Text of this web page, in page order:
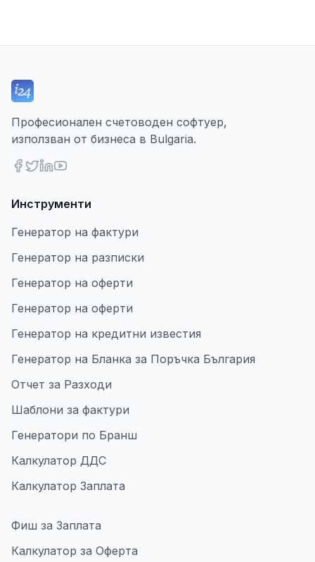
Професионален счетоводен софтуер,
използван от бизнеса в Bulgaria.
Инструменти
Генератор на фактури
Генератор на разписки
Генератор на оферти
Генератор на оферти
Генератор на кредитни известия
Генератор на Бланка за Поръчка България
Отчет за Разходи
Шаблони за фактури
Генератори по Бранш
Калкулатор ДДС
Калкулатор Заплата
Фиш за Заплата
Калкулатор за Оферта